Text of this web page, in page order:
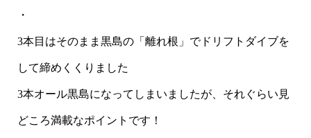
・
3本目はそのまま黒島の「離れ根」でドリフトダイブを
して締めくくりました
3本オール黒島になってしまいましたが、それぐらい見
どころ満載なポイントです！